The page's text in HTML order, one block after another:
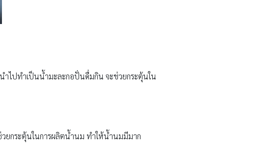
ไปทำเป็นน้ำมะละกอปั่นดื่มกิน จะช่วยกระตุ้นใน
ยกระตุ้นในการผลิตน้ำนม ทำให้น้ำนมมีมาก